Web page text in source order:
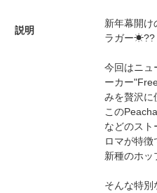
説明
新年幕開け
ラガー☀??
今回はニュ
ーカー
みを贅沢に
この
などのスト
ロマが特
新種のホッ
そんな特別